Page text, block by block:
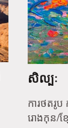
សិល្បៈ
ការថតរូប
រោងកុន/ខ្